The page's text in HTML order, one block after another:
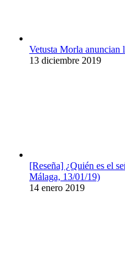
Vetusta Morla anuncian
13 diciembre 2019
[Reseña] ¿Quién es el
Málaga, 13/01/19)
14 enero 2019